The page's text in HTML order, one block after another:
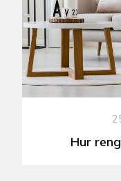
Hur